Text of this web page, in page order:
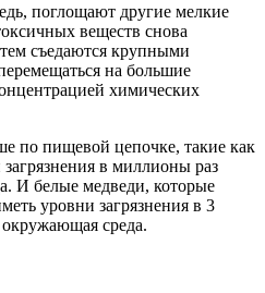
поглощают другие мелкие
веществ снова
съедаются крупными
на большие
химических
по пищевой цепочке, такие как
в миллионы раз
И белые медведи, которые
уровни загрязнения в 3
среда.